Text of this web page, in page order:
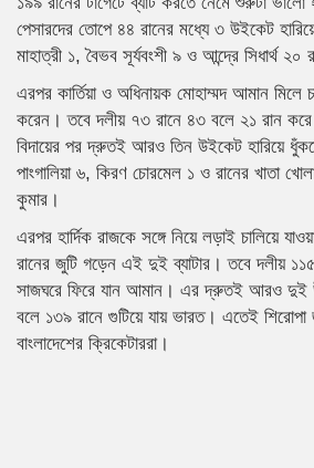
পেসারদের তোপে ৪৪ রানের মধ্যে ৩ উইকেট
মাহাত্রী ১, বৈভব সূর্যবংশী ৯ ও আন্দ্রে সিধার্থ ২০
এরপর কার্তিয়া ও অধিনায়ক মোহাম্মদ আমান মিলে
করেন। তবে দলীয় ৭৩ রানে ৪৩ বলে ২১ রান
বিদায়ের পর দ্রুতই আরও তিন উইকেট হারিয়ে
পাংগালিয়া ৬, কিরণ চোরমেল ১ ও রানের খাতা
কুমার।
এরপর হার্দিক রাজকে সঙ্গে নিয়ে লড়াই চালিয়ে
রানের জুটি গড়েন এই দুই ব্যাটার। তবে দলীয়
সাজঘরে ফিরে যান আমান। এর দ্রুতই আরও দুই
বলে ১৩৯ রানে গুটিয়ে যায় ভারত। এতেই
বাংলাদেশের ক্রিকেটাররা।